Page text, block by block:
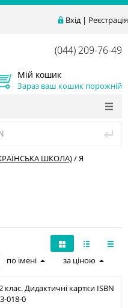
Вхід| Реєстрація
(044) 209-76-49
Мій кошик
Зараз ваш кошик порожній
ШКОЛА)/Я
по імені за ціною
Дидактичні картки ISBN
018-0